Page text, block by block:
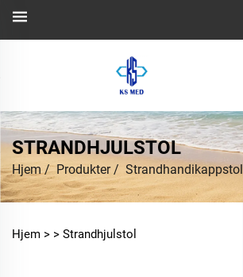
STRANDHJULSTOL
Hjem/Produkter/ Strandhandikappstol
Hjem > > Strandhjulstol